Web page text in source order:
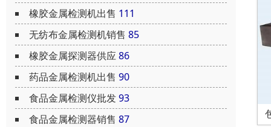
橡胶金属检测机出售 111
无纺布金属检测机销售 85
橡胶金属探测器供应86
药品金属检测机出售 90
食品金属检测仪批发93
食品金属检测器销售 87